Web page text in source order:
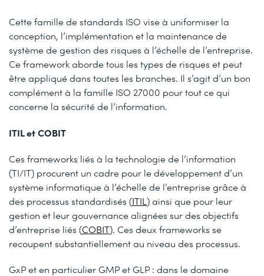
Cette famille de standards ISO vise à uniformiser la
conception, l’implémentation et la maintenance de
système de gestion des risques à l’échelle de l’entreprise.
Ce framework aborde tous les types de risques et peut
être appliqué dans toutes les branches. Il s’agit d’un bon
complément à la famille ISO 27000 pour tout ce qui
concerne la sécurité de l’information.
ITIL et COBIT
Ces frameworks liés à la technologie de l’information
(TI/IT) procurent un cadre pour le développement d’un
système informatique à l’échelle de l’entreprise grâce à
des processus standardisés (ITIL ) ainsi que pour leur
gestion et leur gouvernance alignées sur des objectifs
d’entreprise liés (COBIT). Ces deux frameworks se
recoupent substantiellement au niveau des processus.
GxP et en particulier GMP et GLP : dans le domaine